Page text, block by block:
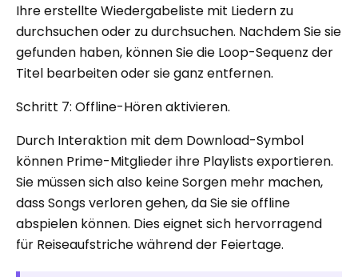
Ihre erstellte Wiedergabeliste mit Liedern zu
durchsuchen oder zu durchsuchen. Nachdem Sie sie
gefunden haben, können Sie die Loop-Sequenz der
Titel bearbeiten oder sie ganz entfernen.
Schritt 7: Offline-Hören aktivieren.
Durch Interaktion mit dem Download-Symbol
können Prime-Mitglieder ihre Playlists exportieren.
Sie müssen sich also keine Sorgen mehr machen,
dass Songs verloren gehen, da Sie sie offline
abspielen können. Dies eignet sich hervorragend
für Reiseaufstriche während der Feiertage.